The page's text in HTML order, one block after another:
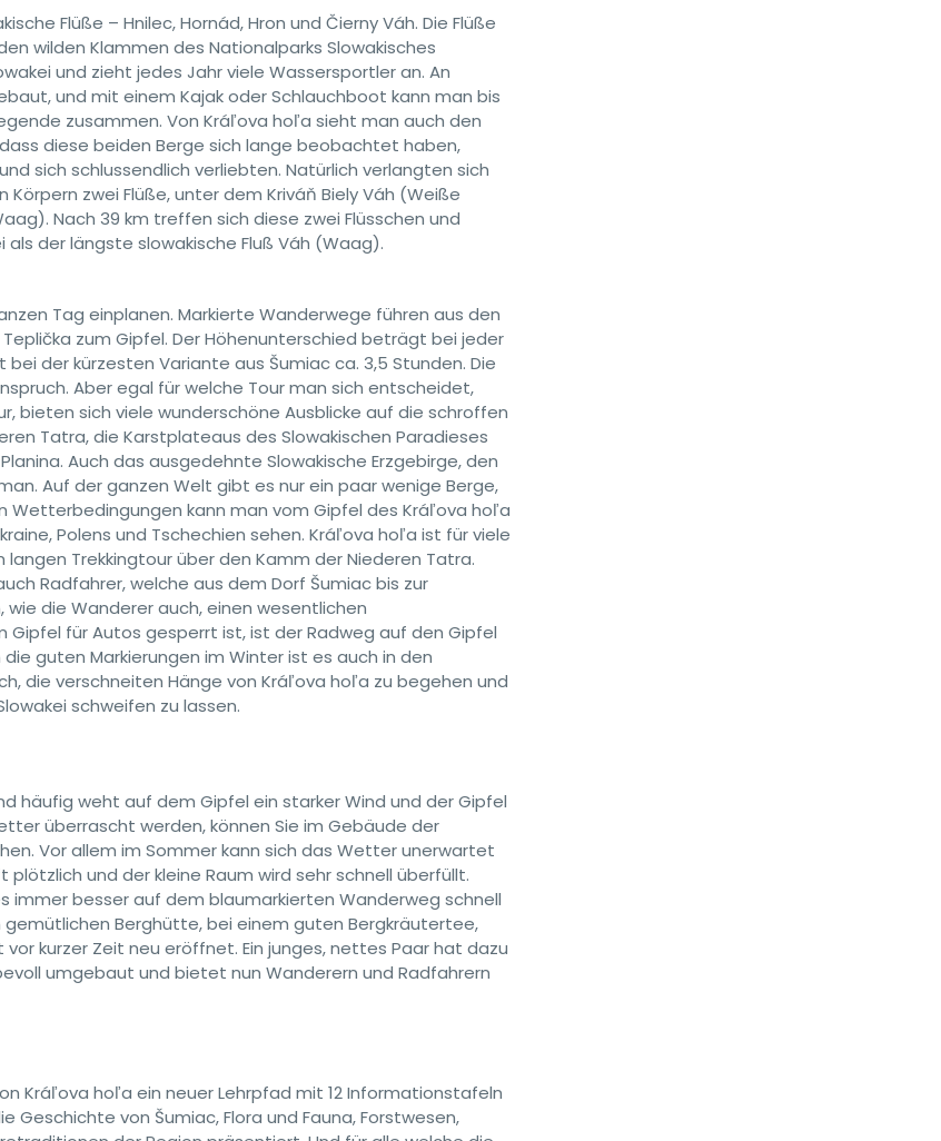
Flüße – Hnilec, Hornád, Hron und Čierny Váh. Die Flüße
wilden Klammen des Nationalparks Slowakisches
und zieht jedes Jahr viele Wassersportler an. An
und mit einem Kajak oder Schlauchboot kann man bis
zusammen. Von Kráľova hoľa sieht man auch den
diese beiden Berge sich lange beobachtet haben,
sich schlussendlich verliebten. Natürlich verlangten sich
zwei Flüße, unter dem Kriváň Biely Váh (Weiße
Nach 39 km treffen sich diese zwei Flüsschen und
der längste slowakische Fluß Váh (Waag).
Tag einplanen. Markierte Wanderwege führen aus den
zum Gipfel. Der Höhenunterschied beträgt bei jeder
der kürzesten Variante aus Šumiac ca. 3,5 Stunden. Die
Aber egal für welche Tour man sich entscheidet,
bieten sich viele wunderschöne Ausblicke auf die schroffen
Tatra, die Karstplateaus des Slowakischen Paradieses
Auch das ausgedehnte Slowakische Erzgebirge, den
Auf der ganzen Welt gibt es nur ein paar wenige Berge,
Wetterbedingungen kann man vom Gipfel des Kráľova hoľa
Polens und Tschechien sehen. Kráľova hoľa ist für viele
Trekkingtour über den Kamm der Niederen Tatra.
Radfahrer, welche aus dem Dorf Šumiac bis zur
die Wanderer auch, einen wesentlichen
für Autos gesperrt ist, ist der Radweg auf den Gipfel
guten Markierungen im Winter ist es auch in den
die verschneiten Hänge von Kráľova hoľa zu begehen und
schweifen zu lassen.
häufig weht auf dem Gipfel ein starker Wind und der Gipfel
überrascht werden, können Sie im Gebäude der
Vor allem im Sommer kann sich das Wetter unerwartet
und der kleine Raum wird sehr schnell überfüllt.
besser auf dem blaumarkierten Wanderweg schnell
Berghütte, bei einem guten Bergkräutertee,
kurzer Zeit neu eröffnet. Ein junges, nettes Paar hat dazu
umgebaut und bietet nun Wanderern und Radfahrern
Kráľova hoľa ein neuer Lehrpfad mit 12 Informationstafeln
Geschichte von Šumiac, Flora und Fauna, Forstwesen,